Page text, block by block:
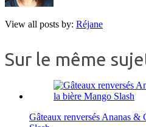
View all posts by: Réjane
Sur le même
Gâteaux renversés Ananas &